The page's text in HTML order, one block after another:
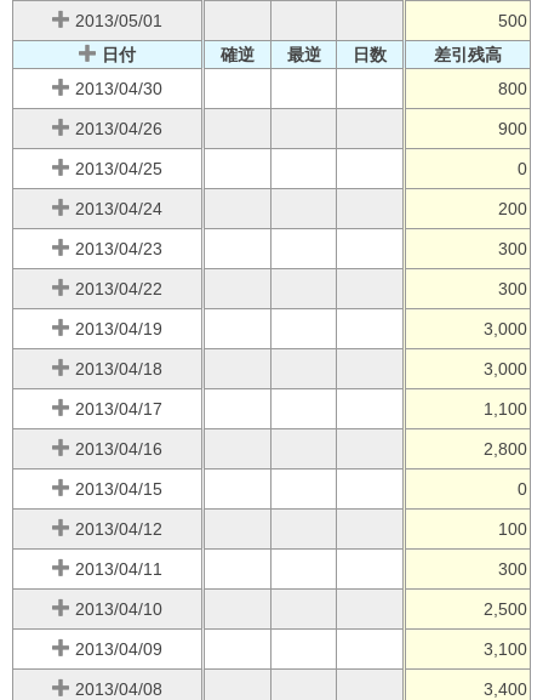
2013/05/01
500
日付
確逆 最逆 日数
差引残高
2013/04/30
800
2013/04/26 900
2013/04/25 0
2013/04/24 200
2013/04/23 300
2013/04/22 300
2013/04/19 3,000
2013/04/18 3,000
2013/04/17 1,100
2013/04/16 2,800
2013/04/15 0
2013/04/12 100
2013/04/11 300
2013/04/10 2,500
2013/04/09 3,100
2013/04/08 3,400